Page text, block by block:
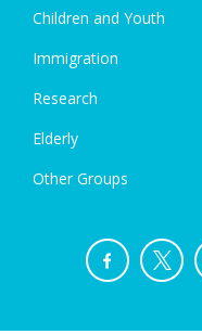
Children and Youth
Immigration
Research
Elderly
Other Groups